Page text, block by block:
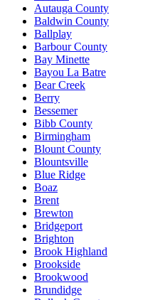
Autauga County
Baldwin County
Ballplay
Barbour County
Bay Minette
Bayou La Batre
Bear Creek
Berry
Bessemer
Bibb County
Birmingham
Blount County
Blountsville
Blue Ridge
Boaz
Brent
Brewton
Bridgeport
Brighton
Brook Highland
Brookside
Brookwood
Brundidge